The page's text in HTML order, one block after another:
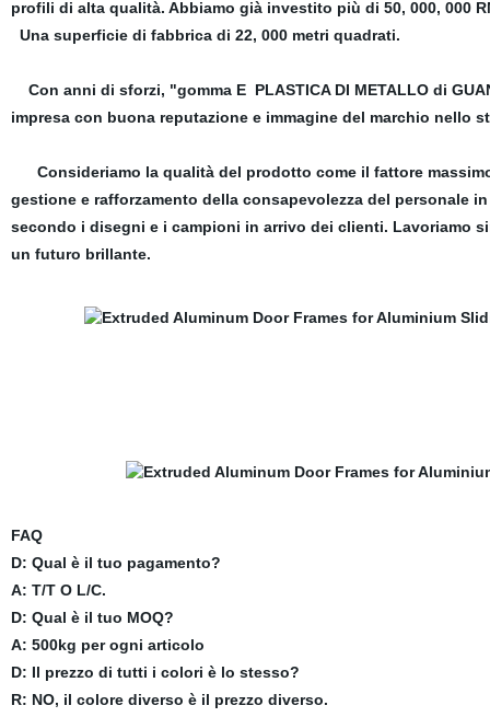
profili di alta qualità. Abbiamo già investito più di 50, 000, 000
Una superficie di fabbrica di 22, 000 metri quadrati.
Con anni di sforzi, "gomma E PLASTICA DI METALLO di
impresa con buona reputazione e immagine del marchio nello
Consideriamo la qualità del prodotto come il fattore
gestione e rafforzamento della consapevolezza del personale
secondo i disegni e i campioni in arrivo dei clienti. Lavoriamo
un futuro brillante.
FAQ
D: Qual è il tuo pagamento?
A: T/T O L/C.
D: Qual è il tuo MOQ?
A: 500kg per ogni articolo
D: Il prezzo di tutti i colori è lo stesso?
R: NO, il colore diverso è il prezzo diverso.